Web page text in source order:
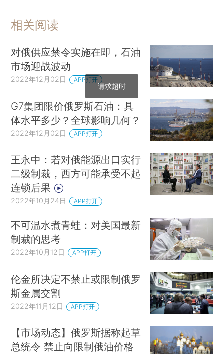
相关阅读
对俄供应禁令实施在即，石油
市场迎战波动
2022年12月02日 APP打开
G7集团限价俄罗斯石油：具
体水平多少？全球影响几何？
2022年12月02日 APP打开
王永中：若对俄能源出口实行
二级制裁，西方可能承受不起
连锁后果
2022年10月24日 APP打开
不可温水煮青蛙：对美国最新
制裁的思考
2022年10月12日 APP打开
伦金所决定不禁止或限制俄罗
斯金属交割
2022年11月12日 APP打开
【市场动态】俄罗斯据称起草
总统令 禁止向限制俄油价格
请求超时